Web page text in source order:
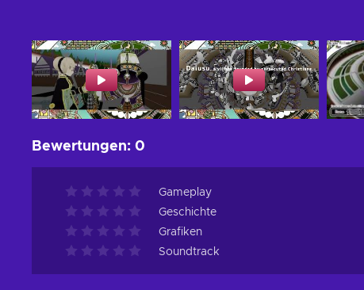
Bewertungen: 0
Gameplay
Geschichte
Grafiken
Soundtrack